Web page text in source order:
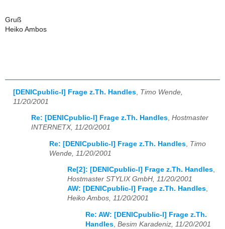
Gruß
Heiko Ambos
[DENICpublic-l] Frage z.Th. Handles Timo Wende,
11/20/2001
Re: [DENICpublic-l] Frage z.Th. Handles, Hostmaster
INTERNETX, 11/20/2001
Re: [DENICpublic-l] Frage z.Th. Handles Timo
Wende, 11/20/2001
Re[2]: [DENICpublic-l] Frage z.Th. Handles,
Hostmaster STYLIX GmbH, 11/20/2001
AW: [DENICpublic-l] Frage z.Th. Handles,
Heiko Ambos, 11/20/2001
Re: AW: [DENICpublic-l] Frage z.Th.
Handles Besim Karadeniz, 11/20/2001